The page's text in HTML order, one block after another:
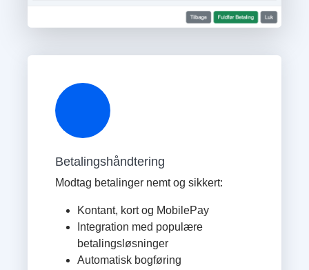
Betalingshåndtering
Modtag betalinger nemt og sikkert:
Kontant, kort og MobilePay
Integration med populære
betalingsløsninger
Automatisk bogføring